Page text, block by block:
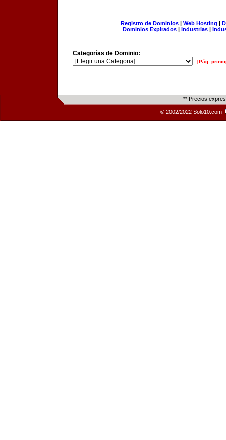
Registro de Dominios| Web Hosting |
Dominios Expirados | Industrias |
Categorías de Dominio:
[Pág.
** Precios
© 2002/2022 Solo10.com